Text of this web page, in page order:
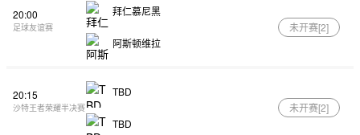
20:00
足球友谊赛
拜仁慕尼黑
阿斯顿维拉
未开赛[2]
20:15
沙特王者荣耀半决赛
TBD
TBD
未开赛[2]